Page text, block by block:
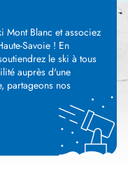
Mont Blanc et associez
Savoie ! En
le ski à tous
auprès d'une
partageons nos